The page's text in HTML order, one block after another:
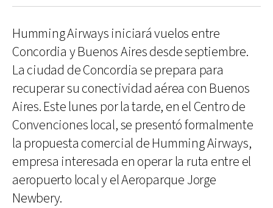
Humming Airways iniciará vuelos entre
Concordia y Buenos Aires desde septiembre.
La ciudad de Concordia se prepara para
recuperar su conectividad aérea con Buenos
Aires. Este lunes por la tarde, en el Centro de
Convenciones local, se presentó formalmente
la propuesta comercial de Humming Airways,
empresa interesada en operar la ruta entre el
aeropuerto local y el Aeroparque Jorge
Newbery.